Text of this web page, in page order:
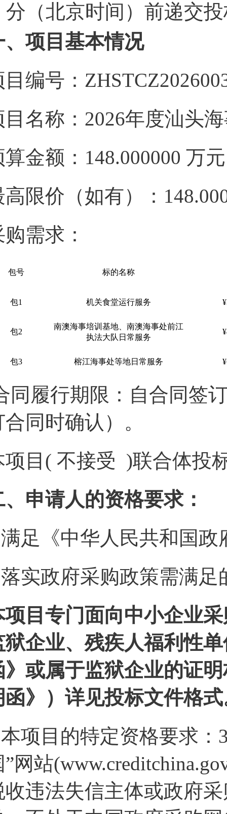
分（北京时间）前递交
、项目基本情况
目编号：
目名称：2026年度汕头
算金额：148.000000 万
高限价（如有）：
需求：
包号 标的名称
包1 机关食堂运行服务
包2
南澳海事培训基地、南澳海事处前江
执法大队日常服务
包3 榕江海事处等地日常服务
同履行期限：自合同签
同时确认）。
项目( 不接受 )联合体投
、申请人的资格要求：
足《中华人民共和国
实政府采购政策需满足
项目专门面向中小企业
狱企业、残疾人福利性
》或属于监狱企业的证
函》）详见投标文件格
项目的特定资格要求：
”网站
收违法失信主体或政府